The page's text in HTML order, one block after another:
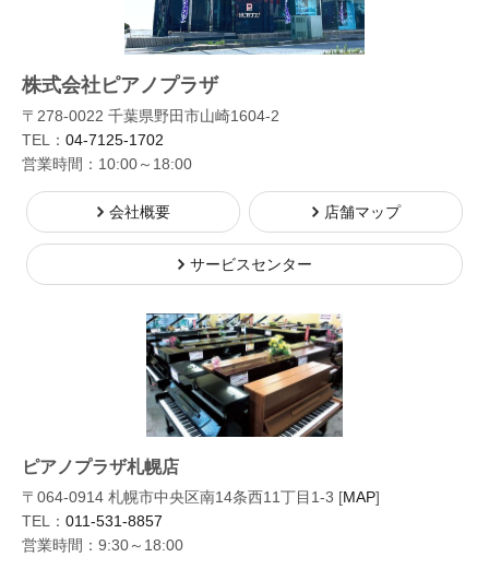
株式会社ピアノプラザ
〒278-0022 千葉県野田市山崎1604-2
TEL： 04-7125-1702
営業時間：10:00～18:00
会社概要 店舗マップ
サービスセンター
ピアノプラザ札幌店
〒064-0914 札幌市中央区南14条西11丁目1-3 [MAP]
TEL： 011-531-8857
営業時間：9:30～18:00